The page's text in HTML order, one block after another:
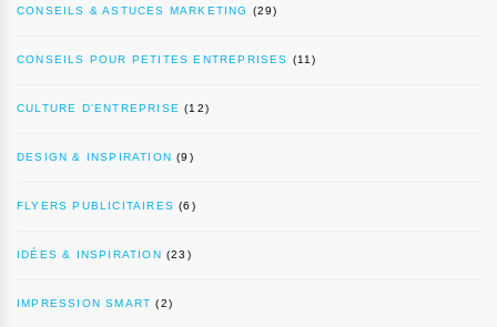
CONSEILS & ASTUCES MARKETING (29)
CONSEILS POUR PETITES ENTREPRISES (11)
CULTURE D’ENTREPRISE (12)
DESIGN & INSPIRATION (9)
FLYERS PUBLICITAIRES (6)
IDÉES & INSPIRATION (23)
IMPRESSION SMART (2)